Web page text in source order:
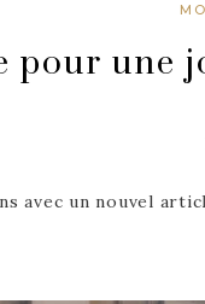
pour une
avec un nouvel